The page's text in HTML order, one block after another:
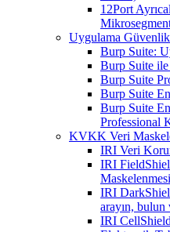
12Port
Uygulama
Burp Suite:
Burp Suite
Burp Suite
Burp Suite
Burp Suite
Professional
KVKK Veri
IRI Veri
IRI
Maskelenmesi
IRI
arayın,
IRI